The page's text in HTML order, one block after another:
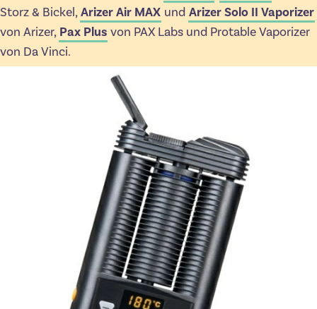
Storz & Bickel,Arizer Air MAX und Arizer Solo II Vaporizer
von Arizer, Pax Plus von PAX Labs und Protable Vaporizer
von Da Vinci.